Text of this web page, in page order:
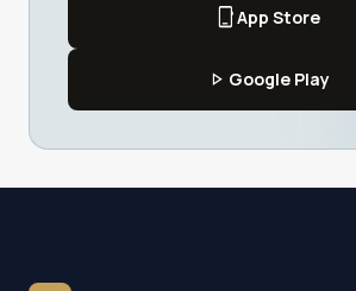
phone_iphoneApp Store
play_arrow Google Play